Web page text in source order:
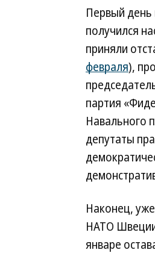
Первый день
получился
приняли
февраля),
партия
Навального
депутаты
Наконец,
НАТО
январе